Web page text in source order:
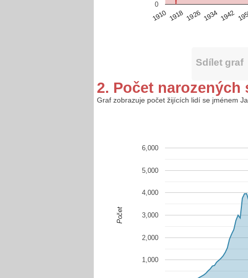
1910 1918 1926 1934 1942
0
Sdílet graf
2. Počet narozených
Graf zobrazuje počet žijících lidí se jménem
1,000
2,000
3,000
4,000
5,000
6,000
Počet